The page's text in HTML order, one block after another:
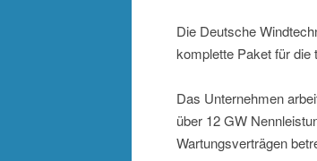
Die Deutsche
komplette Paket für die
Das Unternehmen
über 12 GW
Wartungsverträgen